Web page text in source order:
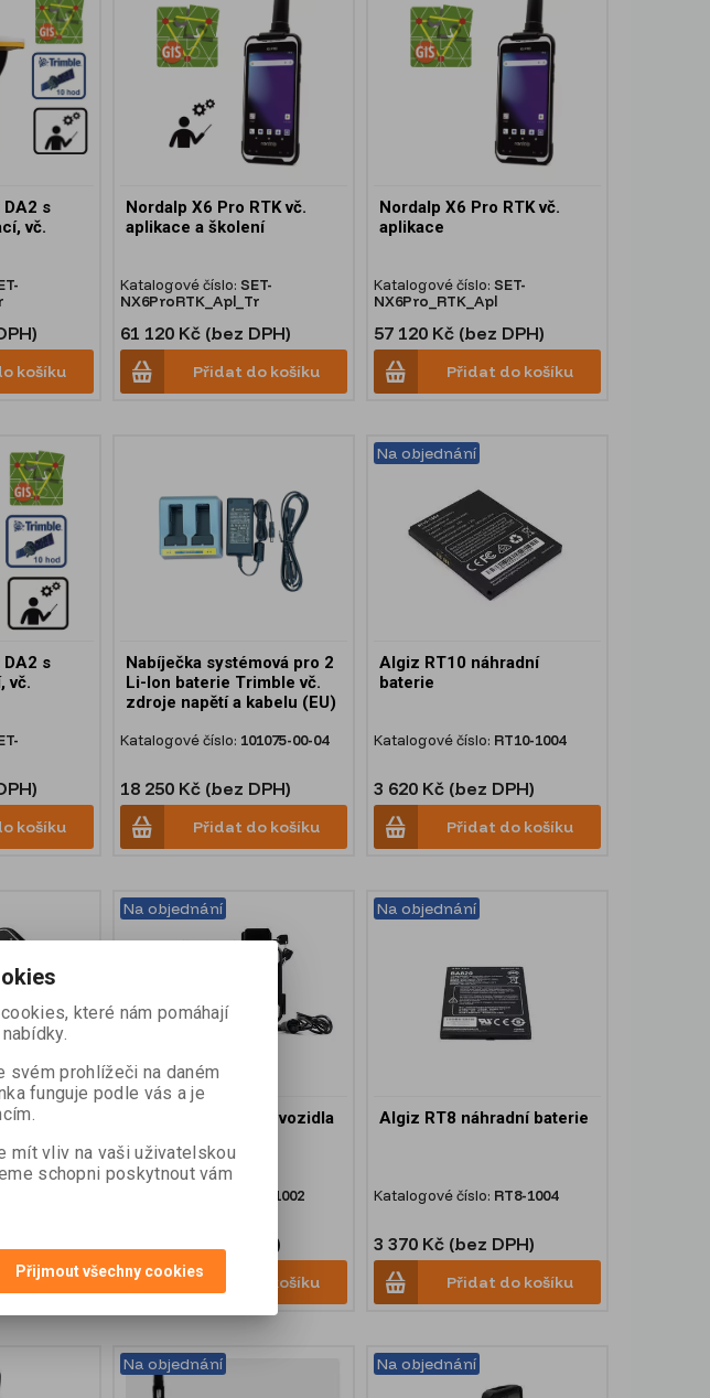
s
vč.
košíku
Nordalp X6 Pro RTK vč.
aplikace a školení
Katalogové číslo: SET-
NX6ProRTK_Apl_Tr
61 120 Kč (bez DPH)
Přidat do košíku
Nordalp X6 Pro RTK vč.
aplikace
Katalogové číslo: SET-
NX6Pro_RTK_Apl
57 120 Kč (bez DPH)
Přidat do košíku
s
vč.
košíku
Nabíječka systémová pro 2
Li-Ion baterie Trimble vč.
zdroje napětí a kabelu (EU)
Katalogové číslo: 101075-00-04
18 250 Kč (bez DPH)
Přidat do košíku
Na objednání
Algiz RT10 náhradní
baterie
Katalogové číslo: RT10-1004
3 620 Kč (bez DPH)
Přidat do košíku
na
košíku
Na objednání
Algiz RT8 držák do vozidla
RT8-1002
6 170 Kč (bez DPH)
Přidat do košíku
Na objednání
Algiz RT8 náhradní baterie
Katalogové číslo: RT8-1004
3 370 Kč (bez DPH)
Přidat do košíku
Na objednání Na objednání
které nám pomáhají
svém prohlížeči na daném
funguje podle vás a je
mít vliv na vaši uživatelskou
schopni poskytnout vám
Přijmout všechny cookies